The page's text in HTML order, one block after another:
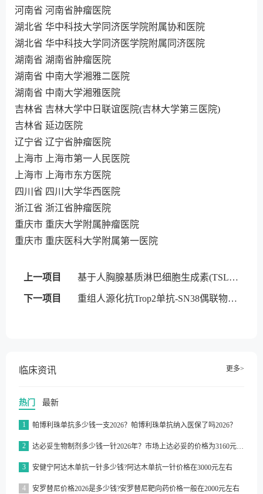
河南省 河南省肿瘤医院
湖北省 华中科技大学同济医学院附属协和医院
湖北省 华中科技大学同济医学院附属同济医院
湖南省 湖南省肿瘤医院
湖南省 中南大学湘雅二医院
湖南省 中南大学湘雅医院
吉林省 吉林大学中日联谊医院(吉林大学第三医院)
吉林省 延边医院
辽宁省 辽宁省肿瘤医院
上海市 上海市第一人民医院
上海市 上海市东方医院
四川省 四川大学华西医院
浙江省 浙江省肿瘤医院
重庆市 重庆大学附属肿瘤医院
重庆市 重庆医科大学附属第一医院
上一项目 基于人胸腺基质淋巴细胞生成素(TSLP)序列的人源化单克隆抗体-TQC2731注射液-招募重度哮喘患者
下一项目 重组人源化抗Trop2单抗-SN38偶联物-注射用ESG401-招募乳腺癌患者
临床资讯 更多>
热门 最新
1 帕博利珠单抗多少钱一支2026？帕博利珠单抗纳入医保了吗2026？
2 达必妥生物制剂多少钱一针2026年？市场上达必妥的价格为3160元/支左右
3 安健宁阿达木单抗一针多少钱?阿达木单抗一针价格在3000元左右
4 安罗替尼价格2026是多少钱?安罗替尼靶向药价格一般在2000元左右